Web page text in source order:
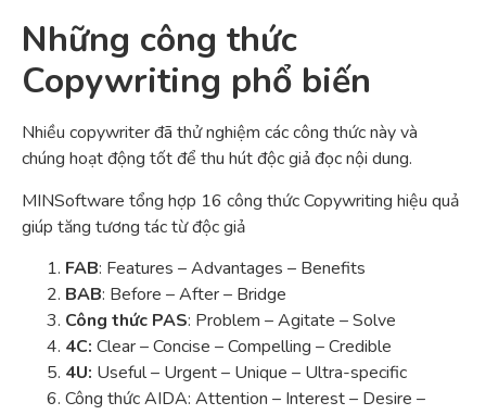
Những công thức
Copywriting phổ biến
Nhiều copywriter đã thử nghiệm các công thức này và
chúng hoạt động tốt để thu hút độc giả đọc nội dung.
MINSoftware tổng hợp 16 công thức Copywriting hiệu quả
giúp tăng tương tác từ độc giả
FAB: Features – Advantages – Benefits
BAB: Before – After – Bridge
Công thức PAS: Problem – Agitate – Solve
4C: Clear – Concise – Compelling – Credible
4U: Useful – Urgent – Unique – Ultra-specific
Công thức AIDA: Attention – Interest – Desire –